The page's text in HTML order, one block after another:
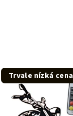
Trvale nízká cena